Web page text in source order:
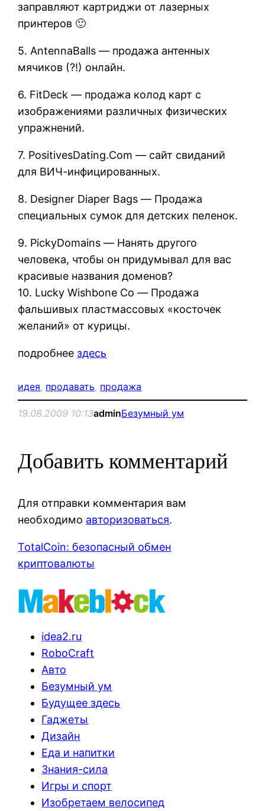
заправляют картриджи от лазерных
принтеров 🙂
5. AntennaBalls — продажа антенных
мячиков (?!) онлайн.
6. FitDeck — продажа колод карт с
изображениями различных физических
упражнений.
7. PositivesDating.Com — сайт свиданий
для ВИЧ-инфицированных.
8. Designer Diaper Bags — Продажа
специальных сумок для детских пеленок.
9. PickyDomains — Нанять другого
человека, чтобы он придумывал для вас
красивые названия доменов?
10. Lucky Wishbone Co — Продажа
фальшивых пластмассовых «косточек
желаний» от курицы.
подробнее здесь
идея, продавать, продажа
19.08.2009 10:13adminБезумный ум
Добавить комментарий
Для отправки комментария вам
необходимо авторизоваться.
TotalCoin: безопасный обмен
криптовалюты
idea2.ru
RoboCraft
Авто
Безумный ум
Будущее здесь
Гаджеты
Дизайн
Еда и напитки
Знания-сила
Игры и спорт
Изобретаем велосипед